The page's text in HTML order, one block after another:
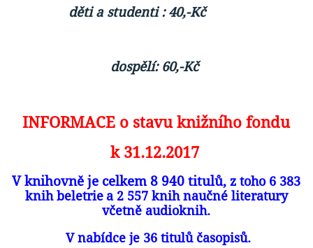
děti a studenti : 40,-Kč
dospělí: 60,-Kč
INFORMACE o stavu knižního fondu
k 31.12.2017
V knihovně je celkem 8 940 titulů,z toho 6 383
knih beletrie a 2 557 knih naučné literatury
včetně audioknih.
V nabídce je 36 titulů časopisů.